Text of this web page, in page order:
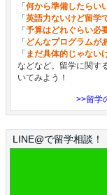
「何から準備したらい
「英語力ないけど留学
「予算はどれぐらい必
「 どんなプログラムが
「 まだ具体的じゃない
などなど。留学に関す
いてみよう！
>>留学
LINE@で留学相談！